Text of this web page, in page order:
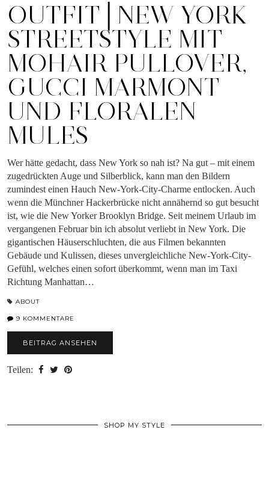
OUTFIT│NEW YORK
STREETSTYLE MIT
MOHAIR PULLOVER,
GUCCI MARMONT
UND FLORALEN
MULES
Wer hätte gedacht, dass New York so nah ist? Na gut – mit einem
zugedrückten Auge und Silberblick, kann man den Bildern
zumindest einen Hauch New-York-City-Charme entlocken. Auch
wenn die Münchner Hackerbrücke nicht annähernd so gut besucht
ist, wie die New Yorker Brooklyn Bridge. Seit meinem Urlaub im
vergangenen Februar bin ich absolut verliebt in New York. Die
gigantischen Häuserschluchten, die aus Filmen bekannten
Gebäude und Kulissen, dieses unvergleichliche New-York-City-
Gefühl, welches einen sofort überkommt, wenn man im Taxi
Richtung Manhattan…
ABOUT
9 KOMMENTARE
BEITRAG ANSEHEN
Teilen:
SHOP MY STYLE